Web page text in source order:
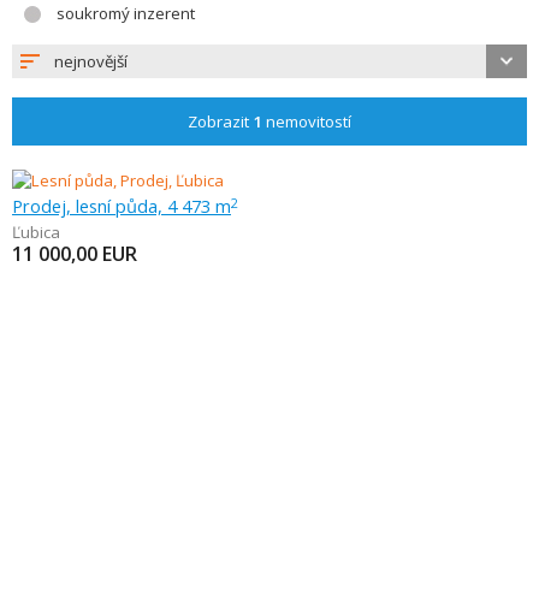
soukromý inzerent
nejnovější
Zobrazit 1 nemovitostí
Prodej, lesní půda, 4 473 m2
Ľubica
11 000,00 EUR